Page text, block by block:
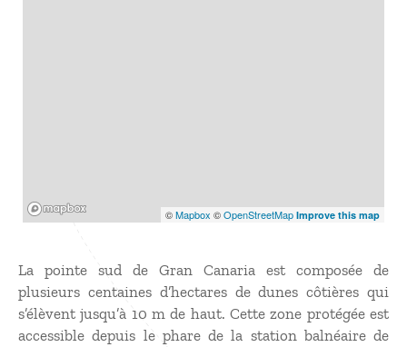
©Mapbox ©OpenStreetMap Improve this map
La pointe sud de Gran Canaria est composée de
plusieurs centaines d’hectares de dunes côtières qui
s’élèvent jusqu’à 10 m de haut. Cette zone protégée est
accessible depuis le phare de la station balnéaire de